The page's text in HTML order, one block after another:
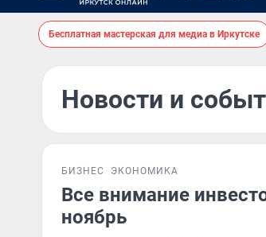
Бесплатная мастерская для медиа в Иркутске
Новости и
БИЗНЕС ЭКОНОМИКА
Все внимание
ноябрь